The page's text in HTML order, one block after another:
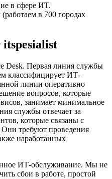
в сфере ИТ.
в 700 городах
Desk. Первая линия службы
классифицирует ИТ-
линии оперативно
вопросов, которые
занимает минимальное
службы отвечает за
которые связаны с
требуют проведения
наработанных
ИТ-обслуживание. Мы не
сбои в работе, простой